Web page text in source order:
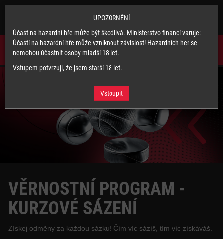
UPOZORNĚNÍ
Účast na hazardní hře může být škodlivá. Ministerstvo financí varuje:
Účastí na hazardní hře může vzniknout závislost! Hazardních her se
nemohou účastnit osoby mladší 18 let.
Vstupem potvrzuji, že jsem starší 18 let.
Vstoupit
Stahuj naši appku a využívej její výhody.
VĚRNOSTNÍ PROGRAM -
KURZOVÉ SÁZENÍ
Získej odměny za každou sázku! Čím víc sázíš, tím víc získáváš.